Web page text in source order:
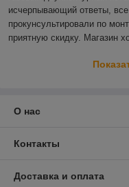
исчерпывающий ответы,
прокунсультировали по
приятную скидку. Магазин
О нас
Контакты
Доставка и оплата